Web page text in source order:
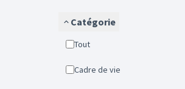
Catégorie
Tout
Cadre de vie